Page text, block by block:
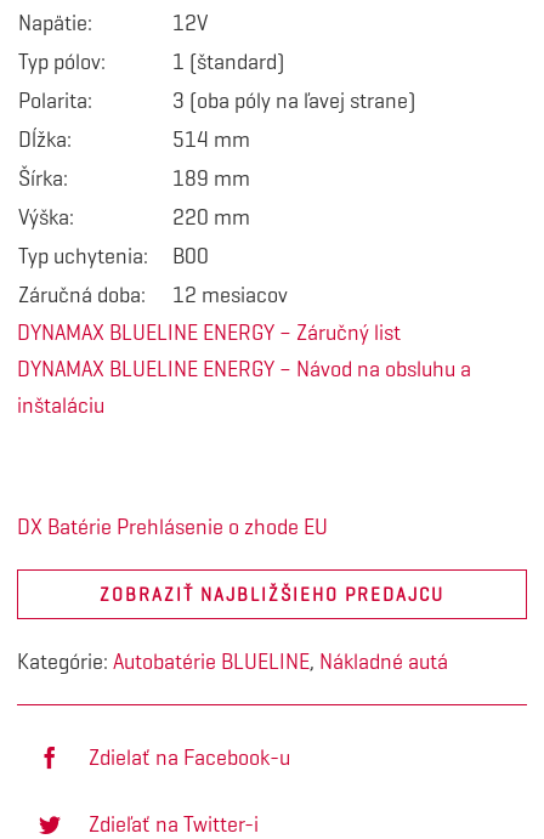
Napätie:
12V
Typ pólov:
1 (štandard)
Polarita:
3 (oba póly na ľavej strane)
Dĺžka:
514 mm
Šírka:
189 mm
Výška:
220 mm
Typ uchytenia:
B00
Záručná doba:
12 mesiacov
DYNAMAX BLUELINE ENERGY – Záručný list
DYNAMAX BLUELINE ENERGY – Návod na obsluhu a
inštaláciu
DX Batérie Prehlásenie o zhode EU
ZOBRAZIŤ NAJBLIŽŠIEHO PREDAJCU
Kategórie: Autobatérie BLUELINE, Nákladné autá
Zdielať na Facebook-u
Zdieľať na Twitter-i